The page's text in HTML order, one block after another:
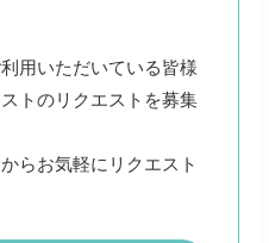
用いただいている皆様
トのリクエストを募集
らお気軽にリクエスト